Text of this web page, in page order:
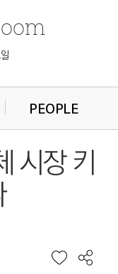
PEOPLE
시장 키